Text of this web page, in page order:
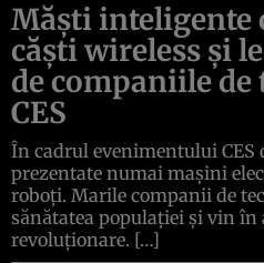
Măşti inteligente
căști wireless și
de companiile de
CES
În cadrul evenimentului CES
prezentate numai maşini
roboţi. Marile companii de
sănătatea populaţiei şi vin în
revoluţionare. […]